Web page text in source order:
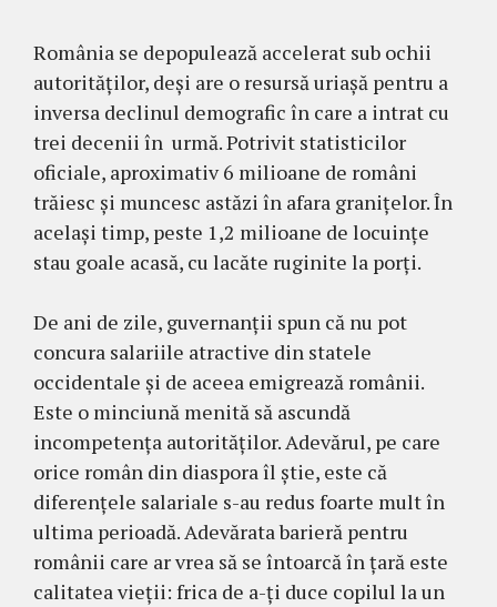
România se depopulează accelerat sub ochii
autorităților, deși are o resursă uriașă pentru a
inversa declinul demografic în care a intrat cu
trei decenii în urmă. Potrivit statisticilor
oficiale, aproximativ 6 milioane de români
trăiesc și muncesc astăzi în afara granițelor. În
același timp, peste 1,2 milioane de locuințe
stau goale acasă, cu lacăte ruginite la porți.
De ani de zile, guvernanții spun că nu pot
concura salariile atractive din statele
occidentale și de aceea emigrează românii.
Este o minciună menită să ascundă
incompetența autorităților. Adevărul, pe care
orice român din diaspora îl știe, este că
diferențele salariale s-au redus foarte mult în
ultima perioadă. Adevărata barieră pentru
românii care ar vrea să se întoarcă în țară este
calitatea vieții: frica de a-ți duce copilul la un